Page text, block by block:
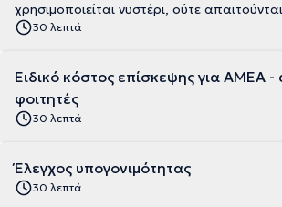
χρησιμοποιείται νυστέρι, ούτε
30 λεπτά
Ειδικό κόστος επίσκεψης για ΑΜΕΑ -
φοιτητές
30 λεπτά
Έλεγχος υπογονιμότητας
30 λεπτά